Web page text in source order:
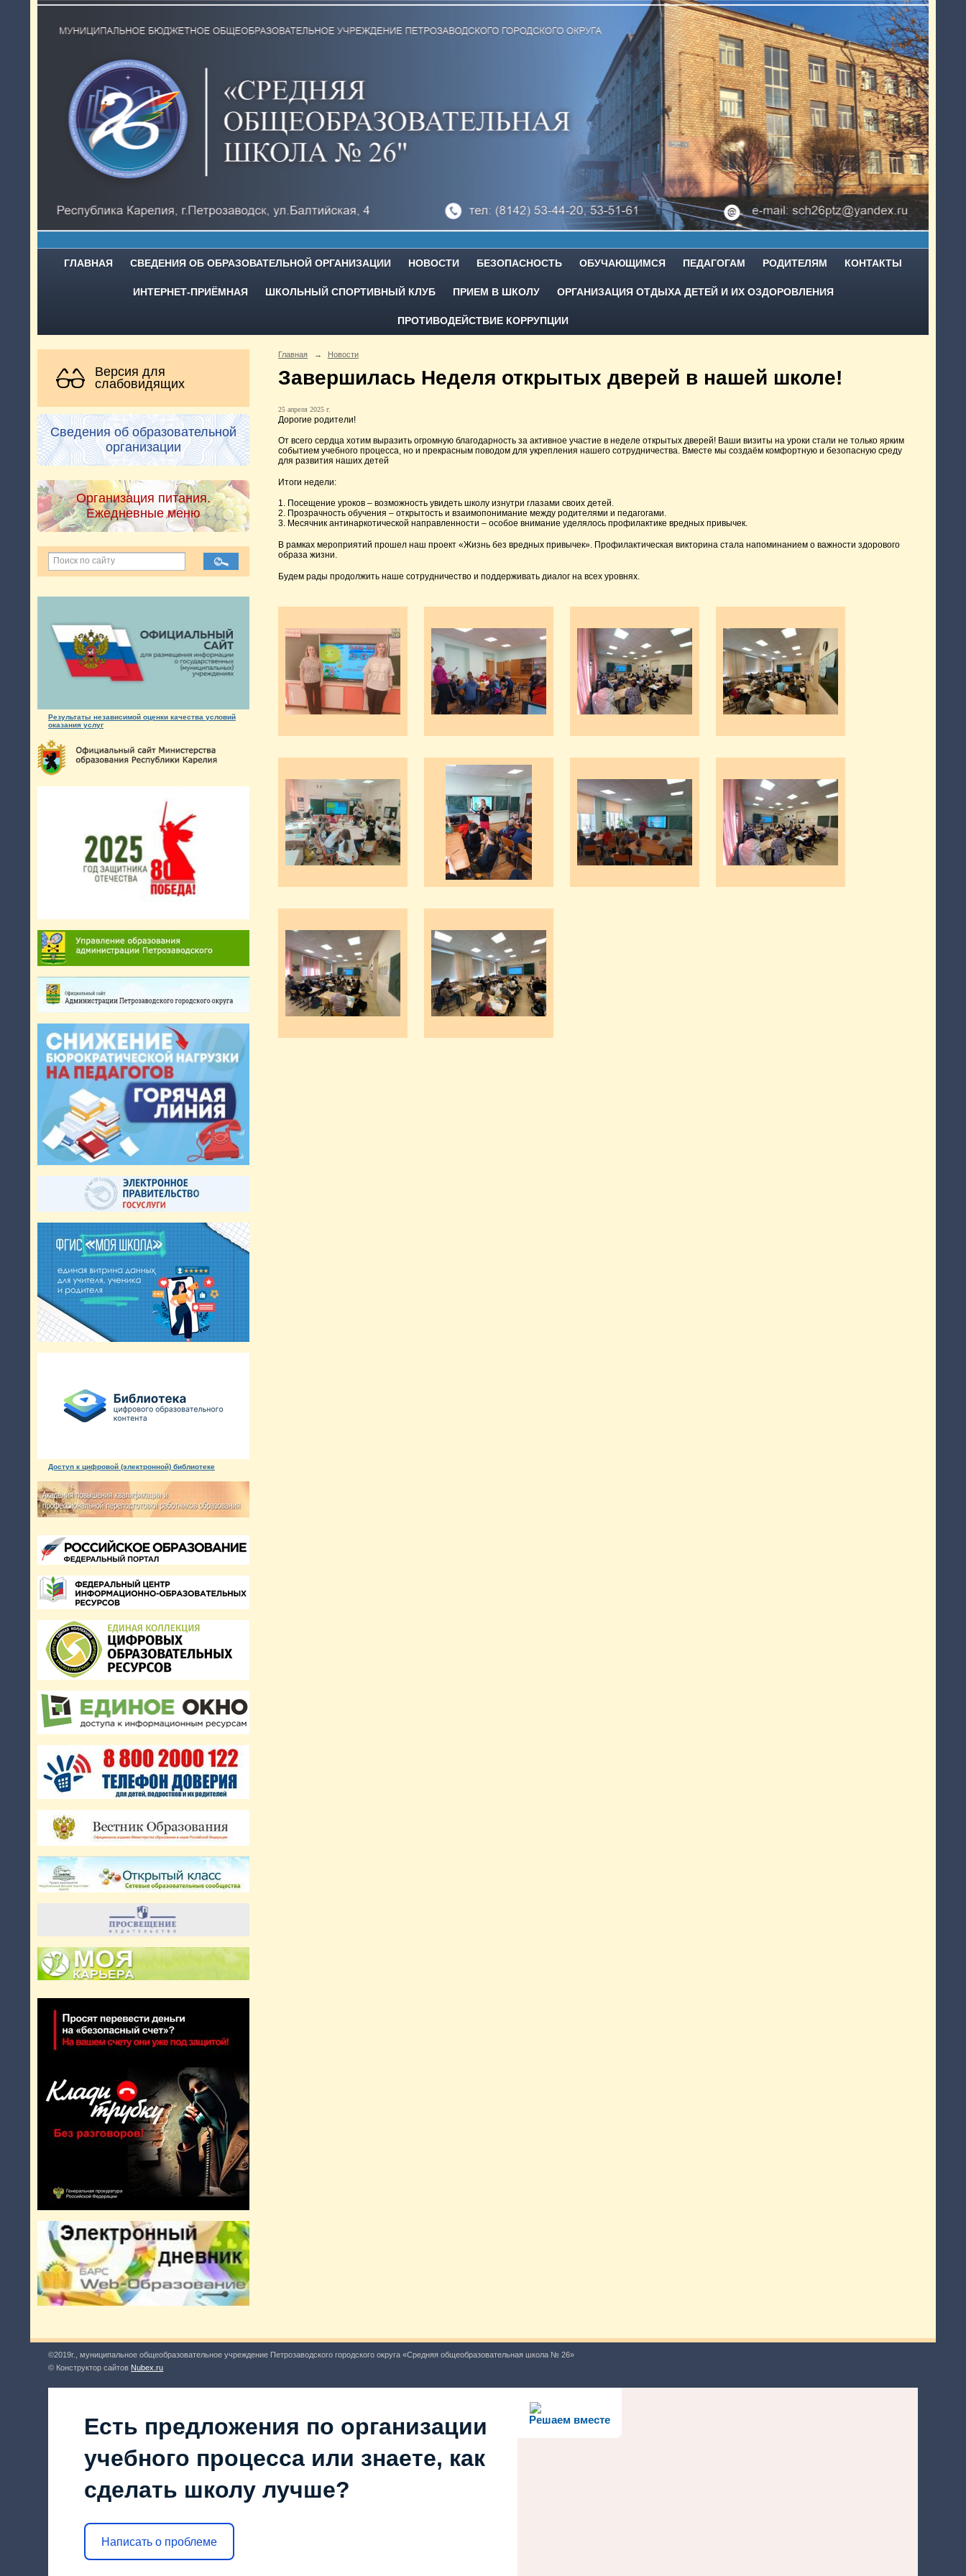
ГЛАВНАЯ СВЕДЕНИЯ ОБ ОБРАЗОВАТЕЛЬНОЙ ОРГАНИЗАЦИИ НОВОСТИ БЕЗОПАСНОСТЬ ОБУЧАЮЩИМСЯ ПЕДАГОГАМ РОДИТЕЛЯМ КОНТАКТЫ
ИНТЕРНЕТ-ПРИЁМНАЯ ШКОЛЬНЫЙ СПОРТИВНЫЙ КЛУБ ПРИЕМ В ШКОЛУ ОРГАНИЗАЦИЯ ОТДЫХА ДЕТЕЙ И ИХ ОЗДОРОВЛЕНИЯ
ПРОТИВОДЕЙСТВИЕ КОРРУПЦИИ
Версия для
слабовидящих
Сведения об образовательной
организации
Организация питания.
Ежедневные меню
Результаты независимой оценки качества условий
оказания услуг
Доступ к цифровой (электронной) библиотеке
Главная → Новости
Завершилась Неделя открытых дверей в нашей школе!
25 апреля 2025 г.
Дорогие родители!
От всего сердца хотим выразить огромную благодарность за активное участие в неделе открытых дверей! Ваши визиты на уроки стали не только ярким
событием учебного процесса, но и прекрасным поводом для укрепления нашего сотрудничества. Вместе мы создаём комфортную и безопасную среду
для развития наших детей
Итоги недели:
1. Посещение уроков – возможность увидеть школу изнутри глазами своих детей.
2. Прозрачность обучения – открытость и взаимопонимание между родителями и педагогами.
3. Месячник антинаркотической направленности – особое внимание уделялось профилактике вредных привычек.
В рамках мероприятий прошел наш проект «Жизнь без вредных привычек». Профилактическая викторина стала напоминанием о важности здорового
образа жизни.
Будем рады продолжить наше сотрудничество и поддерживать диалог на всех уровнях.
©2019г., муниципальное общеобразовательное учреждение Петрозаводского городского округа «Средняя общеобразовательная школа № 26»
© Конструктор сайтов Nubex.ru
Решаем вместе
Есть предложения по организации
учебного процесса или знаете, как
сделать школу лучше?
Написать о проблеме